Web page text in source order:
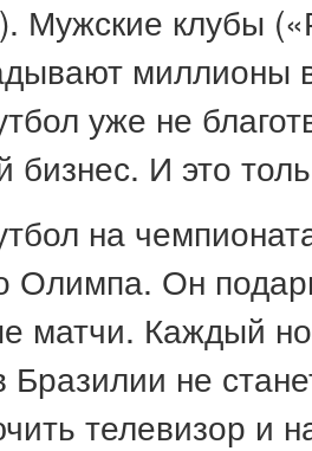
Мужские клубы
миллионы
уже не
бизнес. И это
на
Олимпа. Он
матчи. Каждый
Бразилии не
телевизор и